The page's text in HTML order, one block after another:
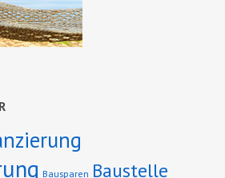
Bausparen Baustelle